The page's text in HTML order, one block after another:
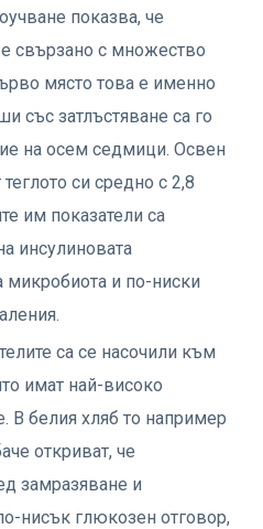
показва, че
свързано с множество
място това е именно
със затлъстяване са го
на осем седмици. Освен
си средно с 2,8
им показатели са
инсулиновата
микробиота и по-ниски
са се насочили към
имат най-високо
В белия хляб то например
откриват, че
замразяване и
нисък глюкозен отговор,